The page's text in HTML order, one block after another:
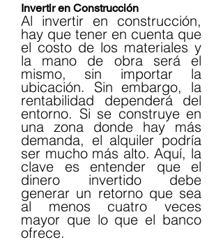
Invertir en Construcción
Al invertir en construcción,
hay que tener en cuenta que
el costo de los materiales y
la mano de obra será el
mismo, sin importar la
ubicación. Sin embargo, la
rentabilidad dependerá del
entorno. Si se construye en
una zona donde hay más
demanda, el alquiler podría
ser mucho más alto. Aquí, la
clave es entender que el
dinero invertido debe
generar un retorno que sea
al menos cuatro veces
mayor que lo que el banco
ofrece.